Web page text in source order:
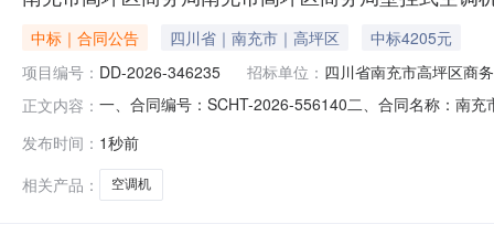
中标｜合同公告 四川省｜南充市｜高坪区
中标4205元
项目编号： DD-2026-346235 招标单位： 四川省南充市高坪区商
正文内容： 一、合同编号：SCHT-2026-556140二、合同名称：南
省遂宁市河东新区杨渡街道任家渡阳光小区13栋2-2-1
发布时间： 1秒前
相关产品：
空调机